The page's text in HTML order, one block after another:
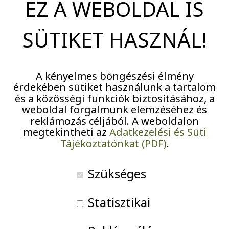
törökbálinti
intézményben
A Budapesti Fesztiválzenekar (BFZ), a világ egyik
legkiválóbb nagyzenekara, fontosnak tartja, hogy a
muzsika ne csak a lelkes komolyzenei koncertekre
ritkán van részük ilyen élményben. Ennek érdekében
idős- és gyermekotthonokban, templomokban és
EZ A WEBOLDAL IS
SÜTIKET HASZNÁL!
A kényelmes böngészési élmény
érdekében sütiket használunk a tartalom
és a közösségi funkciók biztosításához, a
weboldal forgalmunk elemzéséhez és
reklámozás céljából. A weboldalon
megtekintheti az Adatkezelési és Süti
Tájékoztatónkat (PDF).
Szükséges
Statisztikai
Pályázatok
Járványügyi intézkedések